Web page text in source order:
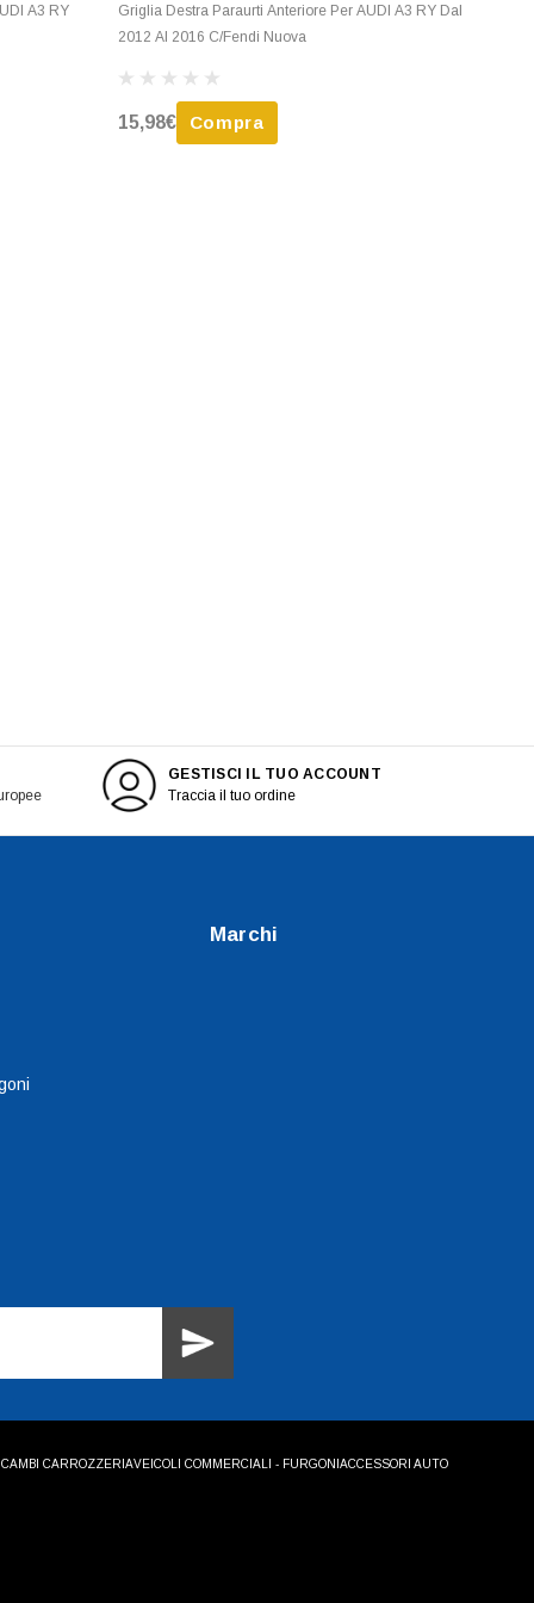
A3 RY
Griglia Destra Paraurti Anteriore Per AUDI A3 RY Dal
2012 Al 2016 C/Fendi Nuova
15,98€ Compra
GESTISCI IL TUO ACCOUNT
Traccia il tuo ordine
Marchi
CARROZZERIAVEICOLI COMMERCIALI - FURGONI ACCESSORI AUTO